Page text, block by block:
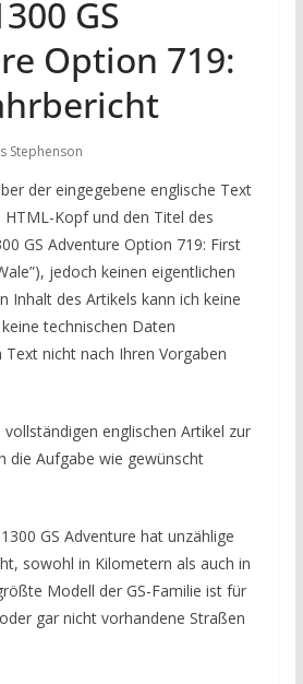
GS
Option 719:
Stephenson
der eingegebene englische Text
Kopf und den Titel des
GS Adventure Option 719: First
jedoch keinen eigentlichen
Inhalt des Artikels kann ich keine
technischen Daten
nicht nach Ihren Vorgaben
englischen Artikel zur
die Aufgabe wie gewünscht
GS Adventure hat unzählige
sowohl in Kilometern als auch in
Modell der GS-Familie ist für
gar nicht vorhandene Straßen